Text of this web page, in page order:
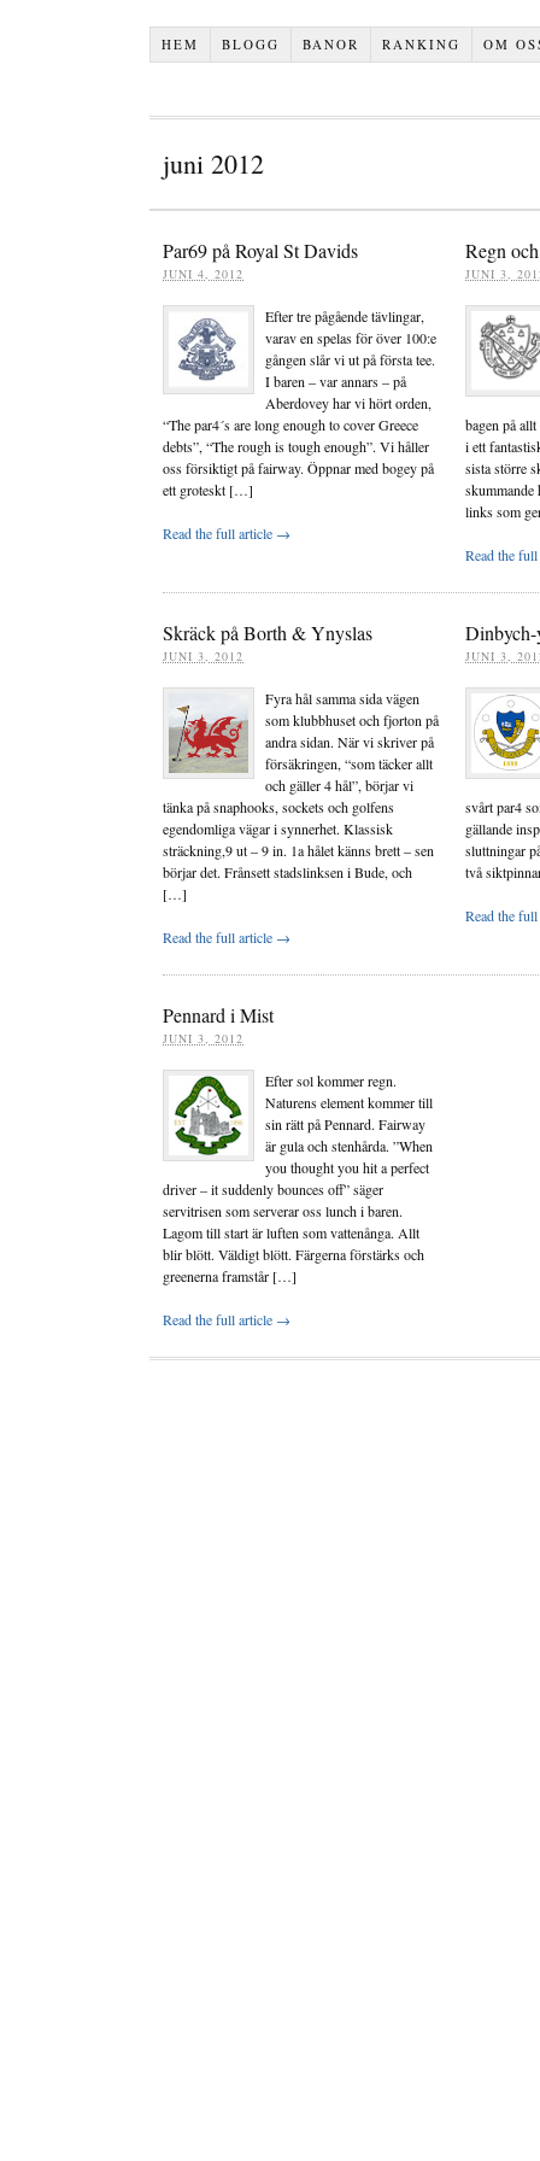
HEM BLOGG BANOR RANKING OM
juni 2012
Par69 på Royal St Davids
JUNI 4, 2012
Efter tre pågående tävlingar,
varav en spelas för över 100:e
gången slår vi ut på första tee.
I baren – var annars – på
Aberdovey har vi hört orden,
“The par4´s are long enough to cover Greece
debts”, “The rough is tough enough”. Vi håller
oss försiktigt på fairway. Öppnar med bogey på
ett groteskt […]
Read the full article →
Regn
JUNI 3,
bagen på
i ett
sista större
skummande
links som
Read the
Skräck på Borth & Ynyslas
JUNI 3, 2012
Fyra hål samma sida vägen
som klubbhuset och fjorton på
andra sidan. När vi skriver på
försäkringen, “som täcker allt
och gäller 4 hål”, börjar vi
tänka på snaphooks, sockets och golfens
egendomliga vägar i synnerhet. Klassisk
sträckning,9 ut – 9 in. 1a hålet känns brett – sen
börjar det. Frånsett stadslinksen i Bude, och
[…]
Read the full article →
JUNI 3,
svårt par4
gällande
sluttningar
två
Read the
Pennard i Mist
JUNI 3, 2012
Efter sol kommer regn.
Naturens element kommer till
sin rätt på Pennard. Fairway
är gula och stenhårda. ”When
you thought you hit a perfect
driver – it suddenly bounces off” säger
servitrisen som serverar oss lunch i baren.
Lagom till start är luften som vattenånga. Allt
blir blött. Väldigt blött. Färgerna förstärks och
greenerna framstår […]
Read the full article →